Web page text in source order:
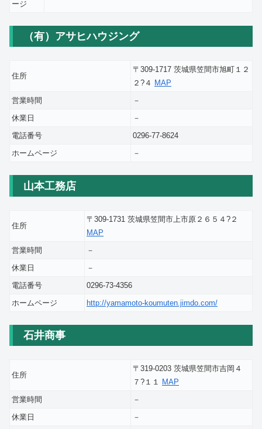
ージ
（有）アサヒハウジング
住所
〒309-1717 茨城県笠間市旭町１２
２?４ MAP
営業時間
－
休業日
－
電話番号
0296-77-8624
ホームページ
－
山本工務店
住所
〒309-1731 茨城県笠間市上市原２６５４?２
MAP
営業時間
－
休業日
－
電話番号
0296-73-4356
ホームページ
http://yamamoto-koumuten.jimdo.com/
石井商事
住所
〒319-0203 茨城県笠間市吉岡４
７?１１
MAP
営業時間
－
休業日
－